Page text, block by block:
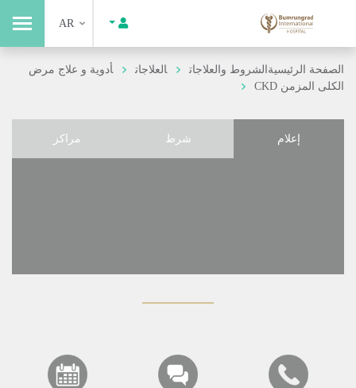
AR
الصفحة الرئيسيةالشروط والعلاجات العلاجات
أدوية و علاج مرض
الكلى المزمن CKD
إعلام شرط مراكز